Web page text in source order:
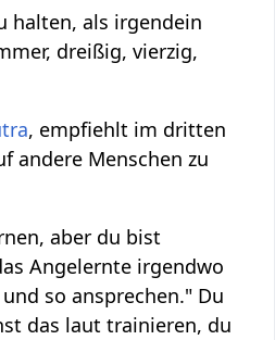
halten, als irgendein
dreißig, vierzig,
, empfiehlt im dritten
andere Menschen zu
aber du bist
Angelernte irgendwo
so ansprechen." Du
das laut trainieren, du